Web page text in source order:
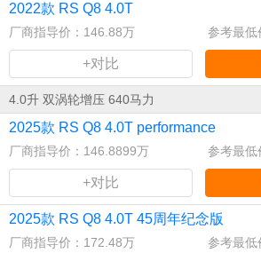
2022款 RS Q8 4.0T
厂商指导价：146.88万 参考最低
+对比
4.0升 双涡轮增压 640马力
2025款 RS Q8 4.0T performance
厂商指导价：146.8899万 参考最低
+对比
2025款 RS Q8 4.0T 45周年纪念版
厂商指导价：172.48万 参考最低